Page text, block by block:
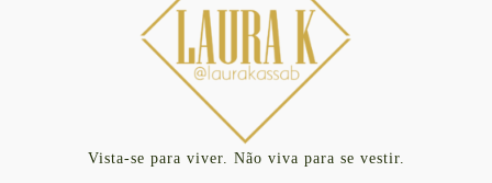
Vista-se para viver. Não viva para se vestir.